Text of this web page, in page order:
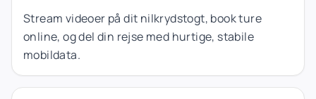
Stream videoer på dit nilkrydstogt, book ture
online, og del din rejse med hurtige, stabile
mobildata.